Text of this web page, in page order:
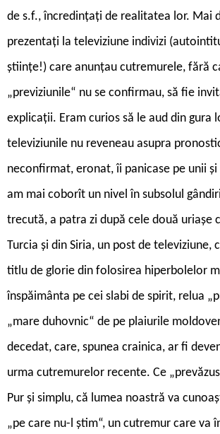
de s.f., încredințați de realitatea lor. Mai
prezentați la televiziune indivizi
științe!) care anunțau cutremurele, fără
„previziunile“ nu se confirmau, să fie
explicații. Eram curios să le aud din gura
televiziunile nu reveneau asupra
neconfirmat, eronat, îi panicase pe unii
am mai coborît un nivel în subsolul
trecută, a patra zi după cele două uriașe
Turcia și din Siria, un post de televiziune,
titlu de glorie din folosirea hiperbolelor
înspăimânta pe cei slabi de spirit, relua
„mare duhovnic“ de pe plaiurile
decedat, care, spunea crainica, ar fi
urma cutremurelor recente. Ce
Pur și simplu, că lumea noastră va
„pe care nu-l știm“, un cutremur care va